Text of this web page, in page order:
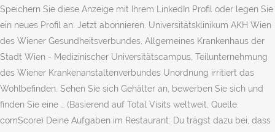
Speichern Sie diese Anzeige mit Ihrem LinkedIn Profil oder legen Sie
ein neues Profil an. Jetzt abonnieren. Universitätsklinikum AKH Wien
des Wiener Gesundheitsverbundes, Allgemeines Krankenhaus der
Stadt Wien - Medizinischer Universitätscampus, Teilunternehmung
des Wiener Krankenanstaltenverbundes Unordnung irritiert das
Wohlbefinden. Sehen Sie sich Gehälter an, bewerben Sie sich und
finden Sie eine … (Basierend auf Total Visits weltweit, Quelle:
comScore) Deine Aufgaben im Restaurant: Du trägst dazu bei, dass